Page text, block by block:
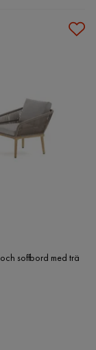
soffbord med trä